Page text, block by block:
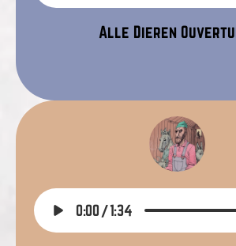
Alle Dieren
0:00/1:34